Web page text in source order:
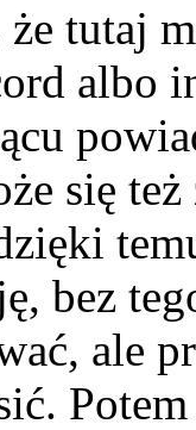
tutaj
albo
się
bez
ale